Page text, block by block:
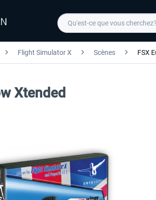
Flight Simulator X Scènes FSX
Xtended